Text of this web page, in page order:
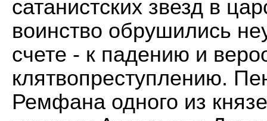
сатанистских звезд в
воинство обрушились
счете - к падению и
клятвопреступлению.
Ремфана одного из